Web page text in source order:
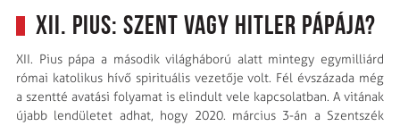
XII. Pius: szent vagy Hitler pápája?
XII. Pius pápa a második világháború alatt mintegy egymilliárd
római katolikus hívő spirituális vezetője volt. Fél évszázada még
a szentté avatási folyamat is elindult vele kapcsolatban. A vitának
újabb lendületet adhat, hogy 2020. március 3-án a Szentszék